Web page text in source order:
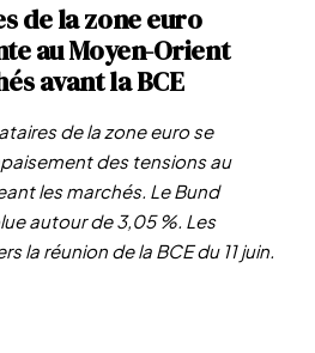
de la zone euro
au Moyen-Orient
avant la BCE
de la zone euro se
des tensions au
les marchés. Le Bund
autour de 3,05 %. Les
la réunion de la BCE du 11 juin.